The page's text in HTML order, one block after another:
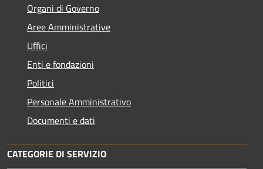
Organi di Governo
Aree Amministrative
Uffici
Enti e fondazioni
Politici
Personale Amministrativo
Documenti e dati
CATEGORIE DI SERVIZIO